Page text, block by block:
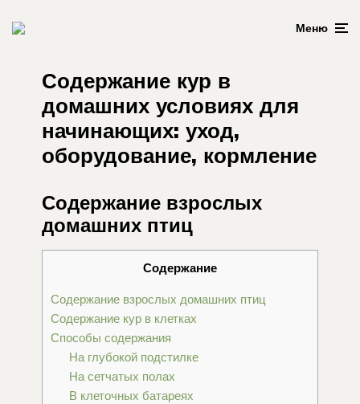
Меню
Содержание кур в
домашних условиях для
начинающих: уход,
оборудование, кормление
Содержание взрослых
домашних птиц
Содержание
Содержание взрослых домашних птиц
Содержание кур в клетках
Способы содержания
На глубокой подстилке
На сетчатых полах
В клеточных батареях